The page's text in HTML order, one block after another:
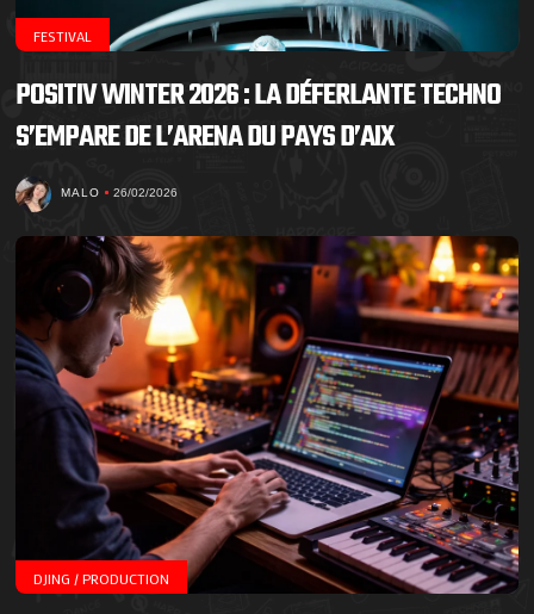
FESTIVAL
POSITIV WINTER 2026 : LA DÉFERLANTE TECHNO
S’EMPARE DE L’ARENA DU PAYS D’AIX
MALO 26/02/2026
DJING / PRODUCTION